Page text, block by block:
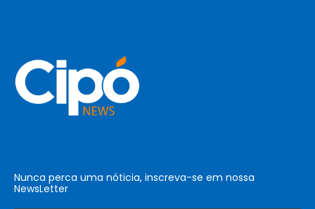
Nunca perca uma nóticia, inscreva-se em nossa
NewsLetter